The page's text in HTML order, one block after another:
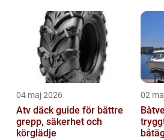
04 maj 2026
Atv däck guide för bättre
grepp, säkerhet och
körglädje
02